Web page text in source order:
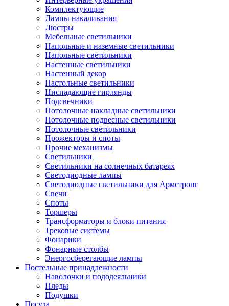
Комплектующие
Лампы накаливания
Люстры
Мебельные светильники
Напольные и наземные светильники
Напольные светильники
Настенные светильники
Настенный декор
Настольные светильники
Ниспадающие гирлянды
Подсвечники
Потолочные накладные светильники
Потолочные подвесные светильники
Потолочные светильники
Прожекторы и споты
Прочие механизмы
Светильники
Светильники на солнечных батареях
Светодиодные лампы
Светодиодные светильники для Армстронг
Свечи
Споты
Торшеры
Трансформаторы и блоки питания
Трековые системы
Фонарики
Фонарные столбы
Энергосберегающие лампы
Постельные принадлежности
Наволочки и пододеяльники
Пледы
Подушки
Посуда